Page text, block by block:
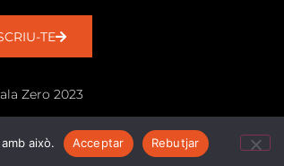
TE
Zero 2023
això. Acceptar Rebutjar